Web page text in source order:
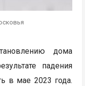
дома
падения
в мае 2023 года.